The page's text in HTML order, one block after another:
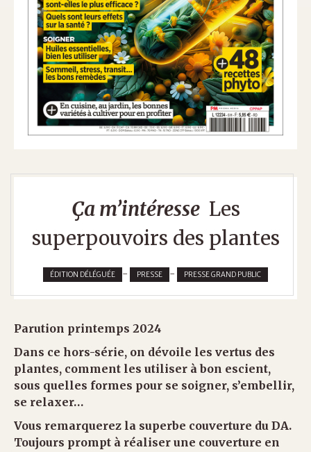
Ça m’intéresse Les
superpouvoirs des plantes
ÉDITION DÉLÉGUÉE - PRESSE - PRESSE GRAND PUBLIC
Parution printemps 2024
Dans ce hors-série, on dévoile les vertus des
plantes, comment les utiliser à bon escient,
sous quelles formes pour se soigner, s’embellir,
se relaxer…
Vous remarquerez la superbe couverture du DA.
Toujours prompt à réaliser une couverture en